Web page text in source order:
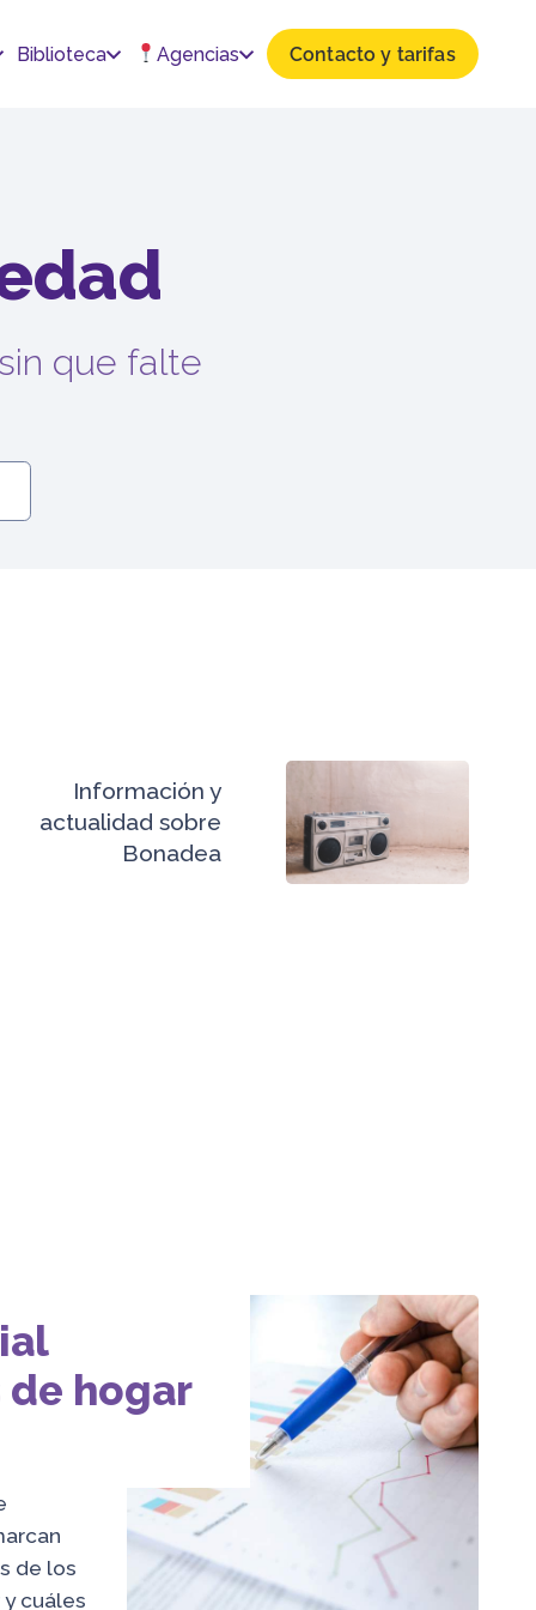
Biblioteca Agencias Contacto y tarifas
que falte
Información y
actualidad sobre
Bonadea
hogar
de los
cuáles